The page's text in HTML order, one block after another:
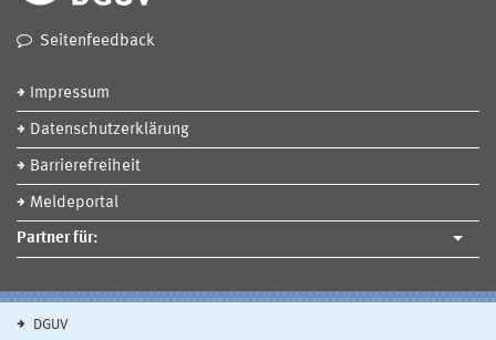
Seitenfeedback
Impressum
Datenschutzerklärung
Barrierefreiheit
Meldeportal
Partner für:
DGUV